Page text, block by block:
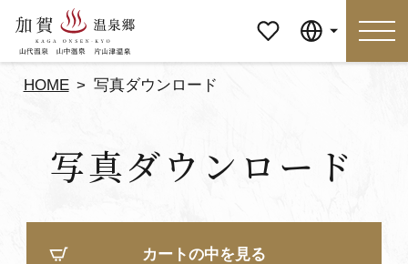
ージ
HOME 写真ダウンロード
写真ダウンロード
カートの中を見る